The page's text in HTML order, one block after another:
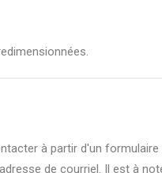
à partir d'un formulaire
de courriel. Il est à